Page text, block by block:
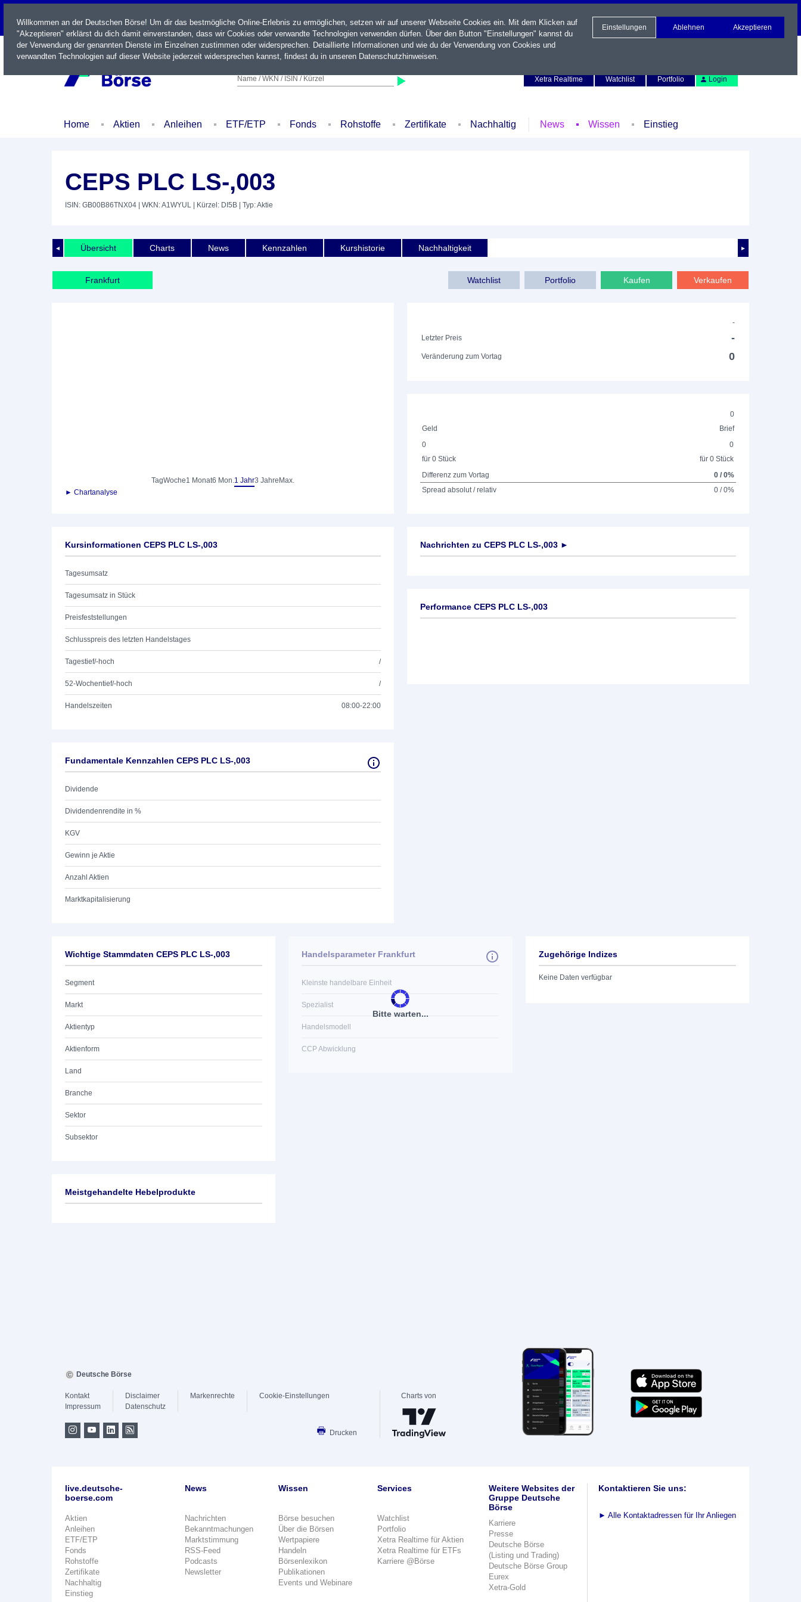
LIVE
Name / WKN / ISIN / Kürzel
Xetra Realtime
Watchlist Portfolio Login
Home Aktien Anleihen ETF/ETP Fonds Rohstoffe Zertifikate Nachhaltig News Wissen Einstieg
CEPS PLC LS-,003
ISIN: GB00B86TNX04 | WKN: A1WYUL | Kürzel: DI5B | Typ: Aktie
◄ ►
Übersicht Charts News Kennzahlen Kurshistorie Nachhaltigkeit
Frankfurt Watchlist Portfolio Kaufen Verkaufen
TagWoche1 Monat6 Mon.1 Jahr3 Jahre Max.
► Chartanalyse
-
Letzter Preis
-
Veränderung zum Vortag 0
0
Geld
Brief
0
für 0 Stück
0
für 0 Stück
Differenz zum Vortag
0 / 0%
Spread absolut / relativ
0 / 0%
Kursinformationen CEPS PLC LS-,003
Tagesumsatz
Tagesumsatz in Stück
Preisfeststellungen
Schlusspreis des letzten Handelstages
Tagestief/-hoch /
52-Wochentief/-hoch /
Handelszeiten 08:00-22:00
Fundamentale Kennzahlen CEPS PLC LS-,003
Dividende
Dividendenrendite in %
KGV
Gewinn je Aktie
Anzahl Aktien
Marktkapitalisierung
Nachrichten zu CEPS PLC LS-,003 ►
Performance CEPS PLC LS-,003
Wichtige Stammdaten CEPS PLC LS-,003
Segment
Markt
Aktientyp
Aktienform
Land
Branche
Sektor
Subsektor
Bitte warten...
Handelsparameter Frankfurt
Kleinste handelbare Einheit
Spezialist
Handelsmodell
CCP Abwicklung
Zugehörige Indizes
Keine Daten verfügbar
Meistgehandelte Hebelprodukte
Willkommen an der Deutschen Börse! Um dir das bestmögliche Online-Erlebnis zu ermöglichen, setzen wir auf unserer Webseite Cookies ein. Mit dem Klicken auf
"Akzeptieren" erklärst du dich damit einverstanden, dass wir Cookies oder verwandte Technologien verwenden dürfen. Über den Button "Einstellungen" kannst du
der Verwendung der genannten Dienste im Einzelnen zustimmen oder widersprechen. Detaillierte Informationen und wie du der Verwendung von Cookies und
verwandten Technologien auf dieser Website jederzeit widersprechen kannst, findest du in unseren Datenschutzhinweisen.
Einstellungen Ablehnen Akzeptieren
Deutsche Börse
Kontakt
Impressum
Disclaimer
Datenschutz
Markenrechte Cookie-Einstellungen
Drucken
Charts von
live.deutsche-
boerse.com
Aktien
Anleihen
ETF/ETP
Fonds
Rohstoffe
Zertifikate
Nachhaltig
Einstieg
News
Nachrichten
Bekanntmachungen
Marktstimmung
RSS-Feed
Podcasts
Newsletter
Wissen
Börse besuchen
Über die Börsen
Wertpapiere
Handeln
Börsenlexikon
Publikationen
Events und Webinare
Services
Watchlist
Portfolio
Xetra Realtime für Aktien
Xetra Realtime für ETFs
Karriere @Börse
Weitere Websites der
Gruppe Deutsche
Börse
Karriere
Presse
Deutsche Börse
(Listing und Trading)
Deutsche Börse Group
Eurex
Xetra-Gold
Kontaktieren Sie uns:
► Alle Kontaktadressen für Ihr Anliegen